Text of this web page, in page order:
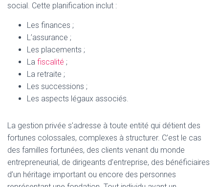
social. Cette planification inclut :
Les finances ;
L’assurance ;
Les placements ;
La fiscalité ;
La retraite ;
Les successions ;
Les aspects légaux associés.
La gestion privée s’adresse à toute entité qui détient des
fortunes colossales, complexes à structurer. C’est le cas
des familles fortunées, des clients venant du monde
entrepreneurial, de dirigeants d’entreprise, des bénéficiaires
d’un héritage important ou encore des personnes